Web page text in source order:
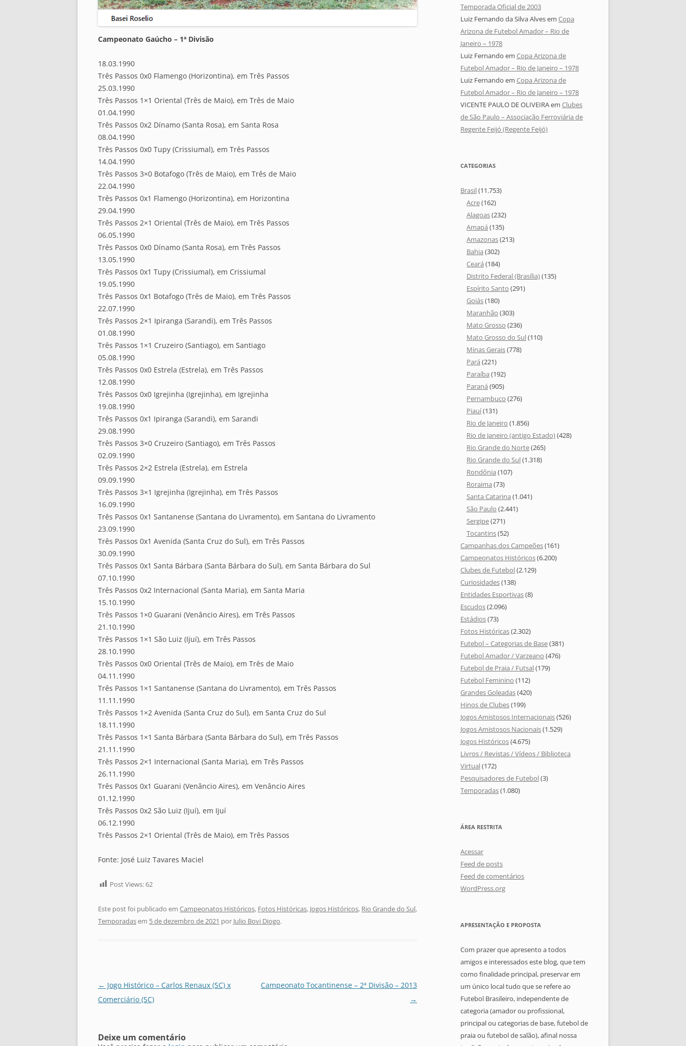
Campeonato Gaúcho – 1ª Divisão
18.03.1990
Três Passos 0x0 Flamengo (Horizontina), em Três Passos
25.03.1990
Três Passos 1×1 Oriental (Três de Maio), em Três de Maio
01.04.1990
Três Passos 0x2 Dínamo (Santa Rosa), em Santa Rosa
08.04.1990
Três Passos 0x0 Tupy (Crissiumal), em Três Passos
14.04.1990
Três Passos 3×0 Botafogo (Três de Maio), em Três de Maio
22.04.1990
Três Passos 0x1 Flamengo (Horizontina), em Horizontina
29.04.1990
Três Passos 2×1 Oriental (Três de Maio), em Três Passos
06.05.1990
Três Passos 0x0 Dínamo (Santa Rosa), em Três Passos
13.05.1990
Três Passos 0x1 Tupy (Crissiumal), em Crissiumal
19.05.1990
Três Passos 0x1 Botafogo (Três de Maio), em Três Passos
22.07.1990
Três Passos 2×1 Ipiranga (Sarandi), em Três Passos
01.08.1990
Três Passos 1×1 Cruzeiro (Santiago), em Santiago
05.08.1990
Três Passos 0x0 Estrela (Estrela), em Três Passos
12.08.1990
Três Passos 0x0 Igrejinha (Igrejinha), em Igrejinha
19.08.1990
Três Passos 0x1 Ipiranga (Sarandi), em Sarandi
29.08.1990
Três Passos 3×0 Cruzeiro (Santiago), em Três Passos
02.09.1990
Três Passos 2×2 Estrela (Estrela), em Estrela
09.09.1990
Três Passos 3×1 Igrejinha (Igrejinha), em Três Passos
16.09.1990
Três Passos 0x1 Santanense (Santana do Livramento), em Santana do Livramento
23.09.1990
Três Passos 0x1 Avenida (Santa Cruz do Sul), em Três Passos
30.09.1990
Três Passos 0x1 Santa Bárbara (Santa Bárbara do Sul), em Santa Bárbara do Sul
07.10.1990
Três Passos 0x2 Internacional (Santa Maria), em Santa Maria
15.10.1990
Três Passos 1×0 Guarani (Venâncio Aires), em Três Passos
21.10.1990
Três Passos 1×1 São Luiz (Ijuí), em Três Passos
28.10.1990
Três Passos 0x0 Oriental (Três de Maio), em Três de Maio
04.11.1990
Três Passos 1×1 Santanense (Santana do Livramento), em Três Passos
11.11.1990
Três Passos 1×2 Avenida (Santa Cruz do Sul), em Santa Cruz do Sul
18.11.1990
Três Passos 1×1 Santa Bárbara (Santa Bárbara do Sul), em Três Passos
21.11.1990
Três Passos 2×1 Internacional (Santa Maria), em Três Passos
26.11.1990
Três Passos 0x1 Guarani (Venâncio Aires), em Venâncio Aires
01.12.1990
Três Passos 0x2 São Luiz (Ijuí), em Ijuí
06.12.1990
Três Passos 2×1 Oriental (Três de Maio), em Três Passos
Fonte: José Luiz Tavares Maciel
Post Views:62
Este post foi publicado em Campeonatos Históricos, Fotos Históricas, Jogos Históricos, Rio Grande do Sul,
Temporadasem 5 de dezembro de 2021 por Julio Bovi Diogo.
Navegação
de
← Jogo Histórico – Carlos Renaux (SC) x
Comerciário (SC)
Campeonato Tocantinense – 2ª Divisão – 2013
→
Deixe um comentário
Temporada Oficial de 2003
Luiz Fernando da Silva Alvesem Copa
Arizona de Futebol Amador – Rio de
Janeiro – 1978
Luiz Fernando em Copa Arizona de
Futebol Amador – Rio de Janeiro – 1978
Luiz Fernando em Copa Arizona de
Futebol Amador – Rio de Janeiro – 1978
VICENTE PAULO DE OLIVEIRAem Clubes
de São Paulo – Associação Ferroviária de
Regente Feijó (Regente Feijó)
CATEGORIAS
Brasil(11.753)
Acre(162)
Alagoas(232)
Amapá (135)
Amazonas(213)
Bahia (302)
Ceará (184)
Distrito Federal (Brasília)(135)
Espírito Santo (291)
Goiás(180)
Maranhão (303)
Mato Grosso (236)
Mato Grosso do Sul(110)
Minas Gerais(778)
Pará (221)
Paraíba (192)
Paraná (905)
Pernambuco (276)
Piauí(131)
Rio de Janeiro (1.856)
Rio de Janeiro (antigo Estado)(428)
Rio Grande do Norte(265)
Rio Grande do Sul(1.318)
Rondônia (107)
Roraima (73)
Santa Catarina (1.041)
São Paulo (2.441)
Sergipe(271)
Tocantins(52)
Campanhas dos Campeões(161)
Campeonatos Históricos(6.200)
Clubes de Futebol(2.129)
Curiosidades(138)
Entidades Esportivas(8)
Escudos(2.096)
Estádios(73)
Fotos Históricas(2.302)
Futebol – Categorias de Base(381)
Futebol Amador / Varzeano (476)
Futebol de Praia / Futsal(179)
Futebol Feminino (112)
Grandes Goleadas(420)
Hinos de Clubes(199)
Jogos Amistosos Internacionais(526)
Jogos Amistosos Nacionais(1.529)
Jogos Históricos(4.675)
Livros / Revistas / Vídeos / Biblioteca
Virtual(172)
Pesquisadores de Futebol(3)
Temporadas(1.080)
ÁREA RESTRITA
Acessar
Feed de posts
Feed de comentários
WordPress.org
APRESENTAÇÃO E PROPOSTA
Com prazer que apresento a todos
amigos e interessados este blog, que tem
como finalidade principal, preservar em
um único local tudo que se refere ao
Futebol Brasileiro, independente de
categoria (amador ou profissional,
principal ou categorias de base, futebol de
praia ou futebol de salão), afinal nossa